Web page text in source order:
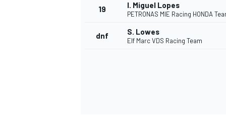
19 I. Miguel Lopes
PETRONAS MIE Racing HONDA
dnf S. Lowes
Elf Marc VDS Racing Team